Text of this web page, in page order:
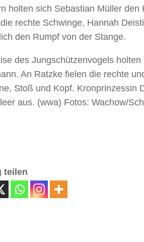
holten sich Sebastian Müller
rechte Schwinge, Hannah
den Rumpf von der Stange.
des Jungschützenvogels
An Ratzke fielen die rechte
Stoß und Kopf. Kronprinzessin
aus. (wwa) Fotos: Wachow/
teilen